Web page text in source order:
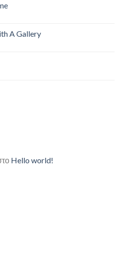
A Gallery
Hello world!